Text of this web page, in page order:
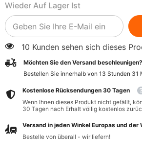
Wieder Auf Lager Ist
10 Kunden sehen sich dieses
Möchten Sie den Versand beschleunigen?
Bestellen Sie innerhalb von 13 Stunden 31
Kostenlose Rücksendungen 30 Tagen
Wenn Ihnen dieses Produkt nicht gefällt,
30 Tagen nach Erhalt völlig kostenlos
Versand in jeden Winkel Europas und der
Bestelle von überall - wir liefern!